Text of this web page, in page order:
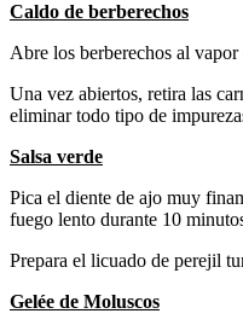
Caldo de berberechos
Abre los berberechos al
Una vez abiertos, retira las
eliminar todo tipo de
Salsa verde
Pica el diente de ajo muy
fuego lento durante 10
Prepara el licuado de perejil
Gelée de Moluscos